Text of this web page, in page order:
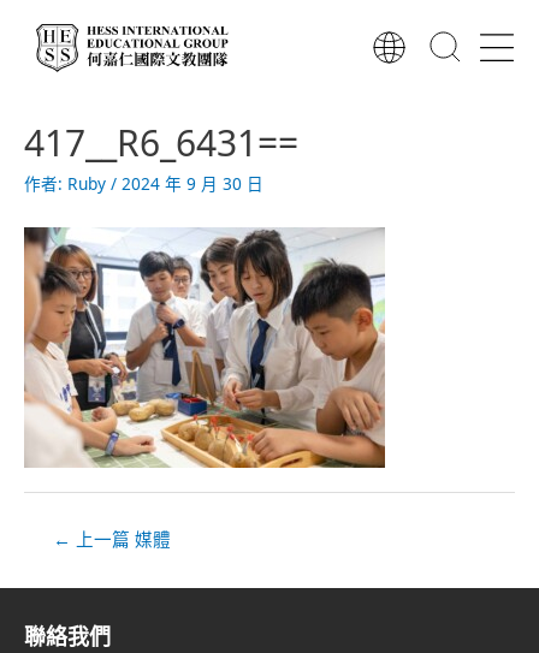
417__R6_6431==
作者: Ruby / 2024 年 9 月 30 日
章
導
覽
← 上一篇 媒體
聯絡我們